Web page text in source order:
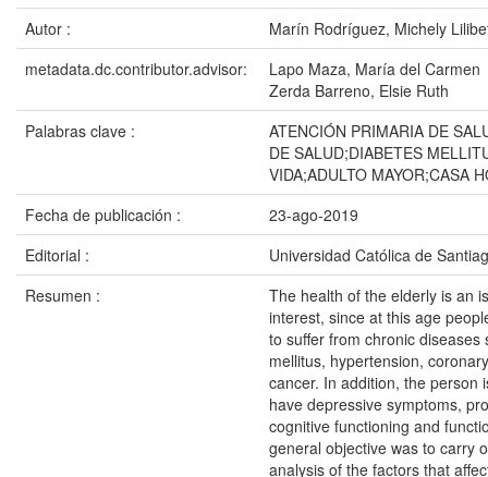
Autor :
Marín Rodríguez, Michely
metadata.dc.contributor.advisor:
Lapo Maza, María del Carmen
Zerda Barreno, Elsie Ruth
Palabras clave :
ATENCIÓN PRIMARIA DE
DE SALUD;DIABETES
VIDA;ADULTO MAYOR;CASA
Fecha de publicación :
23-ago-2019
Editorial :
Universidad Católica de
Resumen :
The health of the elderly is an
interest, since at this age
to suffer from chronic diseases
mellitus, hypertension,
cancer. In addition, the person
have depressive symptoms,
cognitive functioning and
general objective was to carry
analysis of the factors that